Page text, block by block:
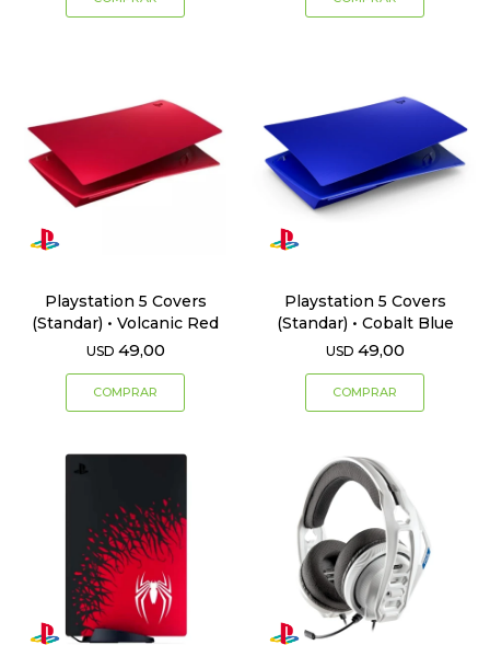
Playstation 5 Covers
(Standar) • Volcanic Red
USD 49,00
Playstation 5 Covers
(Standar) • Cobalt Blue
USD 49,00